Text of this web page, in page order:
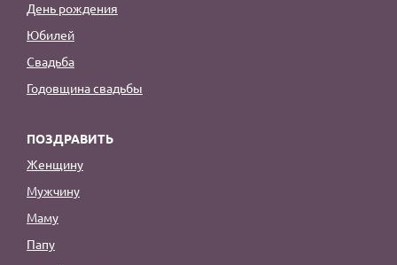
День рождения
Юбилей
Свадьба
Годовщина свадьбы
ПОЗДРАВИТЬ
Женщину
Мужчину
Маму
Папу